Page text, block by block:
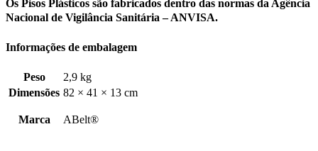
Os Pisos Plásticos são fabricados dentro das normas da Agência
Nacional de Vigilância Sanitária – ANVISA.
Informações de embalagem
Peso
2,9 kg
Dimensões 82 × 41 × 13 cm
Marca ABelt®